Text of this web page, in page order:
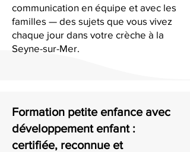
communication en équipe et avec les
familles — des sujets que vous vivez
chaque jour dans votre crèche à la
Seyne-sur-Mer.
Formation petite enfance avec
développement enfant :
certifiée, reconnue et